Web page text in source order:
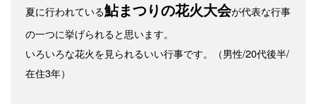
夏に行われている鮎まつりの花火大会が代表な行事
の一つに挙げられると思います。
いろいろな花火を見られるいい行事です。（男性/20代後半/
在住3年）